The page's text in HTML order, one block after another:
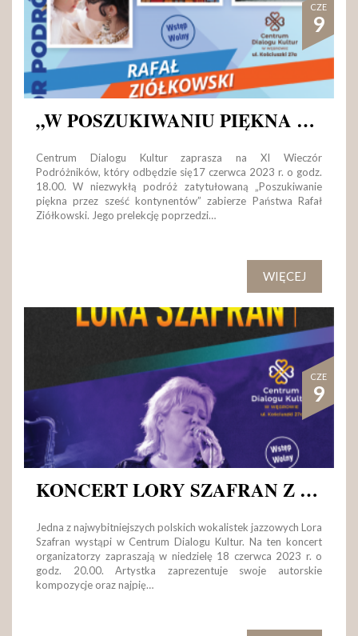
CZE
9
„W POSZUKIWANIU PIĘKNA PRZEZ SZEŚĆ KONTYNENTÓW” – XI WIECZÓR PODRÓŻNIKÓW
Centrum Dialogu Kultur zaprasza na XI Wieczór
Podróżników, który odbędzie się17 czerwca 2023 r. o godz.
18.00. W niezwykłą podróż zatytułowaną „Poszukiwanie
piękna przez sześć kontynentów” zabierze Państwa Rafał
Ziółkowski. Jego prelekcję poprzedzi…
WIĘCEJ
CZE
9
KONCERT LORY SZAFRAN Z ZESPOŁEM W CENTRUM DIALOGU KULTUR
Jedna z najwybitniejszych polskich wokalistek jazzowych Lora
Szafran wystąpi w Centrum Dialogu Kultur. Na ten koncert
organizatorzy zapraszają w niedzielę 18 czerwca 2023 r. o
godz. 20.00. Artystka zaprezentuje swoje autorskie
kompozycje oraz najpię…